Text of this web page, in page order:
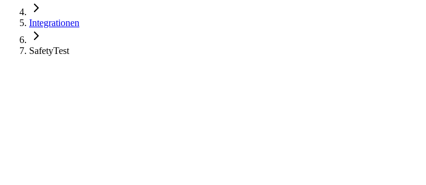
Integrationen
SafetyTest